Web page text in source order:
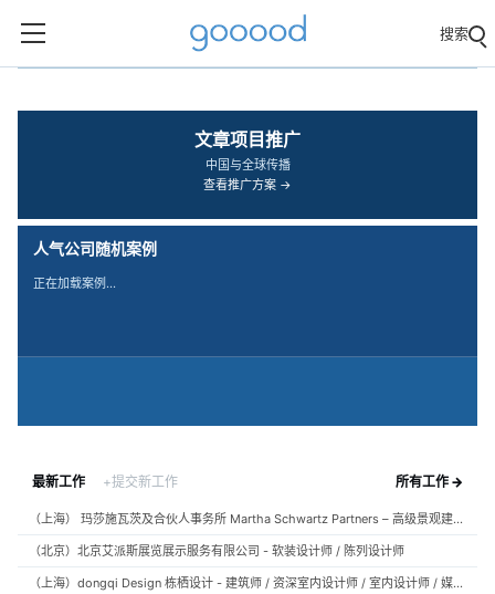
搜索
文章项目推广
中国与全球传播
查看推广方案 →
人气公司随机案例
正在加载案例…
最新工作 +提交新工作 所有工作 →
（上海） 玛莎施瓦茨及合伙人事务所 Martha Schwartz Partners – 高级景观建筑师 Senior Landscape Designer / 景观建筑师 Landscape Designer
（北京）北京艾派斯展览展示服务有限公司 - 软装设计师 / 陈列设计师
（上海）dongqi Design 栋栖设计 - 建筑师 / 资深室内设计师 / 室内设计师 / 媒体及公共关系主管 / 设计实习生（常年招聘）